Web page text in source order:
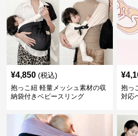
¥4,850 (税込)
抱っこ紐 軽量メッシュ素材の収
納袋付きベビースリング
¥
抱っ
対応